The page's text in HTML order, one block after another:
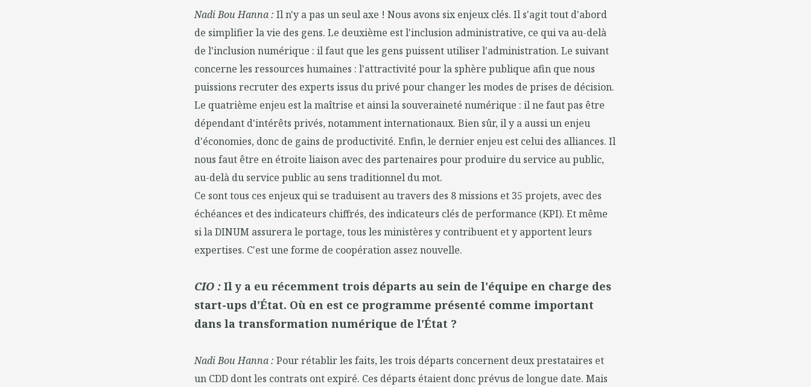
Nadi Bou Hanna : Il n'y a pas un seul axe ! Nous avons six enjeux clés. Il s'agit tout d'abord
de simplifier la vie des gens. Le deuxième est l'inclusion administrative, ce qui va au-delà
de l'inclusion numérique : il faut que les gens puissent utiliser l'administration. Le suivant
concerne les ressources humaines : l'attractivité pour la sphère publique afin que nous
puissions recruter des experts issus du privé pour changer les modes de prises de décision.
Le quatrième enjeu est la maîtrise et ainsi la souveraineté numérique : il ne faut pas être
dépendant d'intérêts privés, notamment internationaux. Bien sûr, il y a aussi un enjeu
d'économies, donc de gains de productivité. Enfin, le dernier enjeu est celui des alliances. Il
nous faut être en étroite liaison avec des partenaires pour produire du service au public,
au-delà du service public au sens traditionnel du mot.
Ce sont tous ces enjeux qui se traduisent au travers des 8 missions et 35 projets, avec des
échéances et des indicateurs chiffrés, des indicateurs clés de performance (KPI). Et même
si la DINUM assurera le portage, tous les ministères y contribuent et y apportent leurs
expertises. C'est une forme de coopération assez nouvelle.
CIO : Il y a eu récemment trois départs au sein de l'équipe en charge des
start-ups d'État. Où en est ce programme présenté comme important
dans la transformation numérique de l'État ?
Nadi Bou Hanna : Pour rétablir les faits, les trois départs concernent deux prestataires et
un CDD dont les contrats ont expiré. Ces départs étaient donc prévus de longue date. Mais